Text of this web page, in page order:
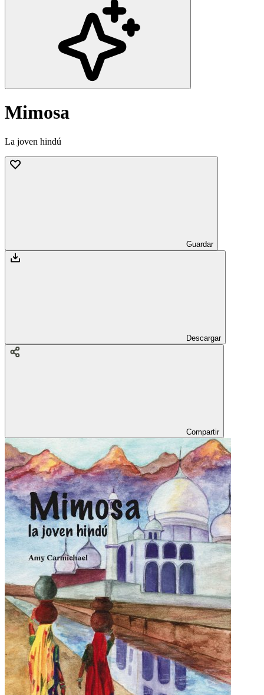
Mimosa
La joven hindú
Guardar
Descargar
Compartir